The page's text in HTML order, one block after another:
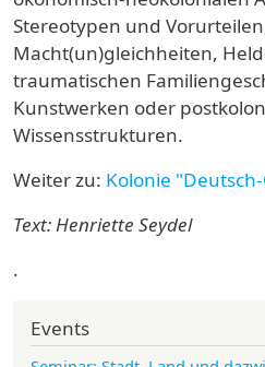
Stereotypen und
Macht(un)gleichheiten,
traumatischen
Kunstwerken oder
Wissensstrukturen.
Weiter zu: Kolonie
Text: Henriette Seydel
.
Events